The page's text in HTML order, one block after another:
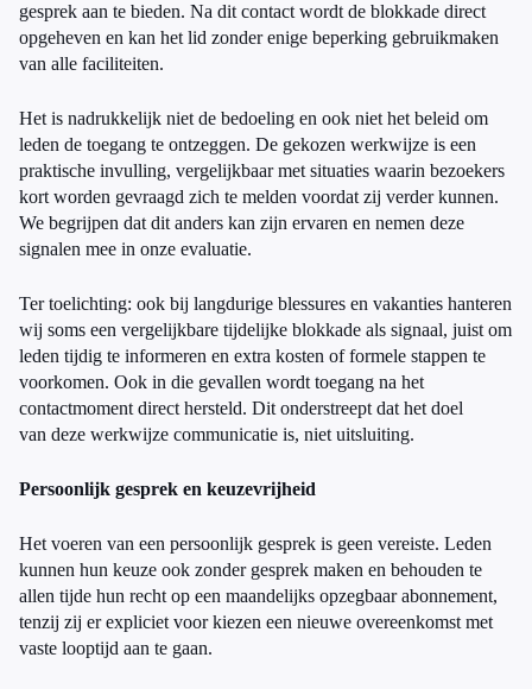
gesprek aan te bieden. Na dit contact wordt de blokkade direct
opgeheven en kan het lid zonder enige beperking gebruikmaken
van alle faciliteiten.
Het is nadrukkelijk niet de bedoeling en ook niet het beleid om
leden de toegang te ontzeggen. De gekozen werkwijze is een
praktische invulling, vergelijkbaar met situaties waarin bezoekers
kort worden gevraagd zich te melden voordat zij verder kunnen.
We begrijpen dat dit anders kan zijn ervaren en nemen deze
signalen mee in onze evaluatie.
Ter toelichting: ook bij langdurige blessures en vakanties hanteren
wij soms een vergelijkbare tijdelijke blokkade als signaal, juist om
leden tijdig te informeren en extra kosten of formele stappen te
voorkomen. Ook in die gevallen wordt toegang na het
contactmoment direct hersteld. Dit onderstreept dat het doel
van deze werkwijze communicatie is, niet uitsluiting.
Persoonlijk gesprek en keuzevrijheid
Het voeren van een persoonlijk gesprek is geen vereiste. Leden
kunnen hun keuze ook zonder gesprek maken en behouden te
allen tijde hun recht op een maandelijks opzegbaar abonnement,
tenzij zij er expliciet voor kiezen een nieuwe overeenkomst met
vaste looptijd aan te gaan.